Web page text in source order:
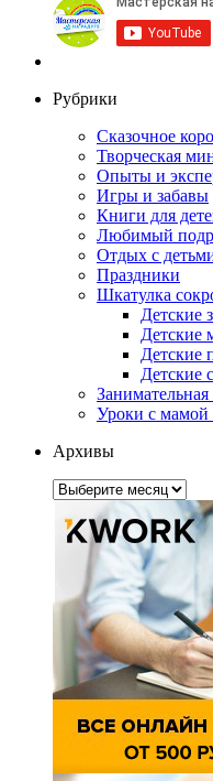
Рубрики
Сказочное
Творческая
Опыты и
Игры и забавы
Книги для
Любимый
Отдых с
Праздники
Шкатулка
Детские
Детские
Детские
Детские
Уроки с мамой
Архивы
Архивы